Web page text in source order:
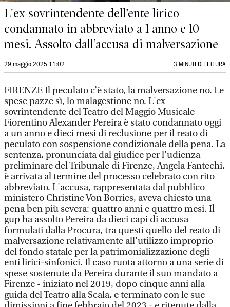
L'ex sovrintendente dell’ente lirico
condannato in abbreviato a 1 anno e 10
mesi. Assolto dall’accusa di malversazione
29 maggio 2025 11:02 3 MINUTI DI LETTURA
FIRENZE Il peculato c’è stato, la malversazione no. Le
spese pazze sì, lo malagestione no. L'ex
sovrintendente del Teatro del Maggio Musicale
Fiorentino Alexander Pereira è stato condannato oggi
a un anno e dieci mesi di reclusione per il reato di
peculato con sospensione condizionale della pena. La
sentenza, pronunciata dal giudice per l'udienza
preliminare del Tribunale di Firenze, Angela Fantechi,
è arrivata al termine del processo celebrato con rito
abbreviato. L'accusa, rappresentata dal pubblico
ministero Christine Von Borries, aveva chiesto una
pena ben più severa: quattro anni e quattro mesi. Il
gup ha assolto Pereira da dieci capi di accusa
formulati dalla Procura, tra questi quello del reato di
malversazione relativamente all'utilizzo improprio
del fondo statale per la patrimonializzazione degli
enti lirici-sinfonici. Il caso ruota attorno a una serie di
spese sostenute da Pereira durante il suo mandato a
Firenze - iniziato nel 2019, dopo cinque anni alla
guida del Teatro alla Scala, e terminato con le sue